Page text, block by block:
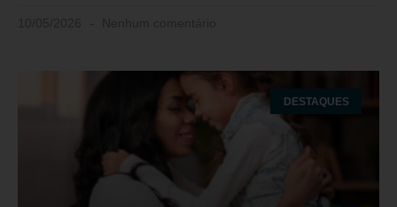
DESTAQUES